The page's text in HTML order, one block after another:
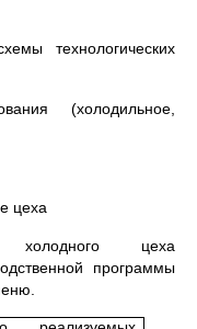
технологических
(холодильное,
цеха
холодного цеха
программы